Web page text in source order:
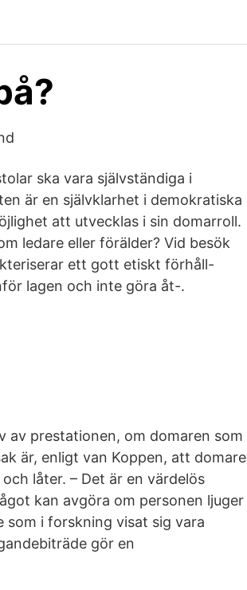
ska vara självständiga i
är en självklarhet i demokratiska
att utvecklas i sin domarroll.
ledare eller förälder? Vid besök
ett gott etiskt förhåll-
lagen och inte göra åt-.
av prestationen, om domaren som
är, enligt van Koppen, att domare
låter. – Det är en värdelös
kan avgöra om personen ljuger
som i forskning visat sig vara
gör en